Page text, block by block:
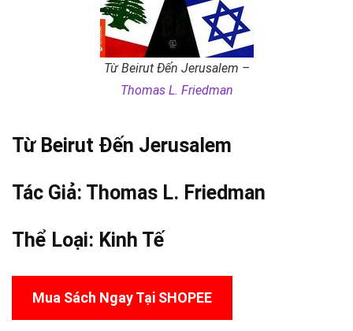
Từ Beirut Đến Jerusalem –
Thomas L. Friedman
Từ Beirut Đến Jerusalem
Tác Giả: Thomas L. Friedman
Thể Loại: Kinh Tế
Mua Sách Ngay Tại SHOPEE